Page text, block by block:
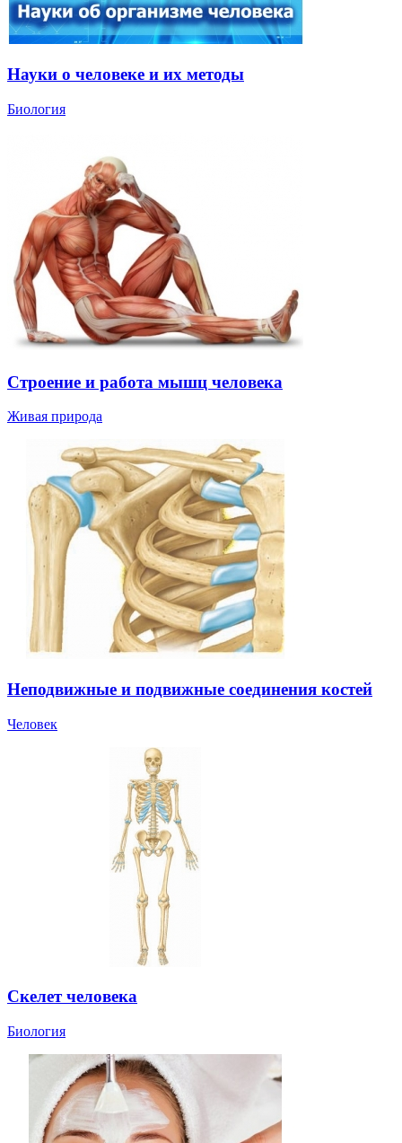
Науки о человеке и их методы
Биология
Строение и работа мышц человека
Живая природа
Неподвижные и подвижные соединения костей
Человек
Скелет человека
Биология